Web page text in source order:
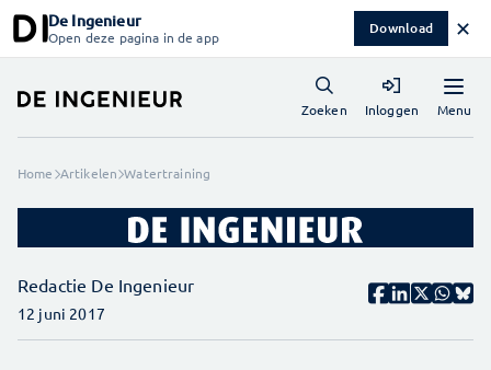
De Ingenieur
Open deze pagina in de app Download ✕
Menu
Zoeken Inloggen
Home Artikelen Watertraining
Redactie De Ingenieur
12 juni 2017